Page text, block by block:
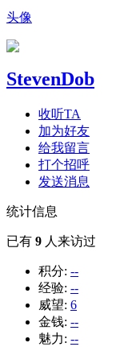
头像
StevenDob
收听TA
加为好友
给我留言
打个招呼
发送消息
统计信息
已有 9 人来访过
积分: --
经验: --
威望: 6
金钱: --
魅力: --